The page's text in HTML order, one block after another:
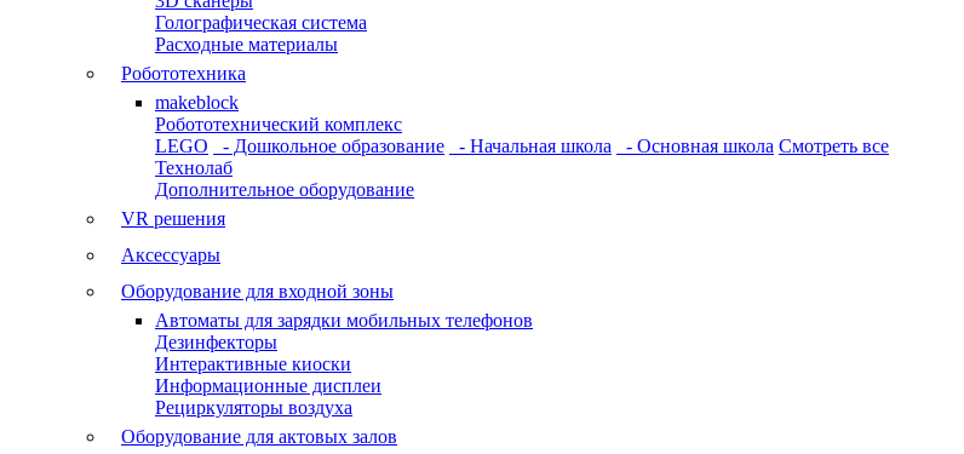
Голографическая система
Расходные материалы
Робототехника
makeblock
Робототехнический комплекс
LEGO
- Дошкольное образование - Начальная школа - Основная школа Смотреть все
Технолаб
Дополнительное оборудование
VR решения
Аксессуары
Оборудование для входной зоны
Автоматы для зарядки мобильных телефонов
Дезинфекторы
Интерактивные киоски
Информационные дисплеи
Рециркуляторы воздуха
Оборудование для актовых залов